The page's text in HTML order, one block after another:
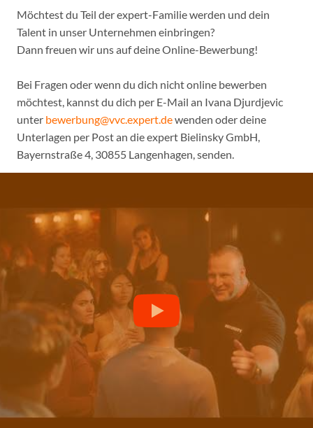
Möchtest du Teil der expert-Familie werden und dein
Talent in unser Unternehmen einbringen?
Dann freuen wir uns auf deine Online-Bewerbung!
Bei Fragen oder wenn du dich nicht online bewerben
möchtest, kannst du dich per E-Mail an Ivana Djurdjevic
unter bewerbung@vvc.expert.dewenden oder deine
Unterlagen per Post an die expert Bielinsky GmbH,
Bayernstraße 4, 30855 Langenhagen, senden.